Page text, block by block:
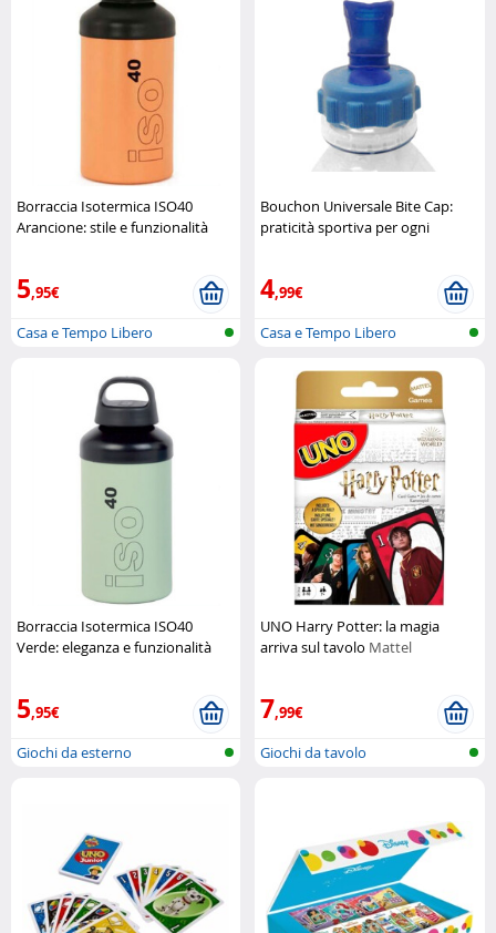
Borraccia Isotermica ISO40
Arancione: stile e funzionalità
5,95€
Casa e Tempo Libero
Bouchon Universale Bite Cap:
praticità sportiva per ogni
4,99€
Casa e Tempo Libero
Borraccia Isotermica ISO40
Verde: eleganza e funzionalità
5,95€
Giochi da esterno
UNO Harry Potter: la magia
arriva sul tavolo Mattel
7,99€
Giochi da tavolo